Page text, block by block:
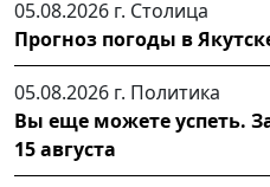
05.08.2026 г. Столица
Прогноз погоды в
05.08.2026 г. Политика
Вы еще можете успеть.
15 августа